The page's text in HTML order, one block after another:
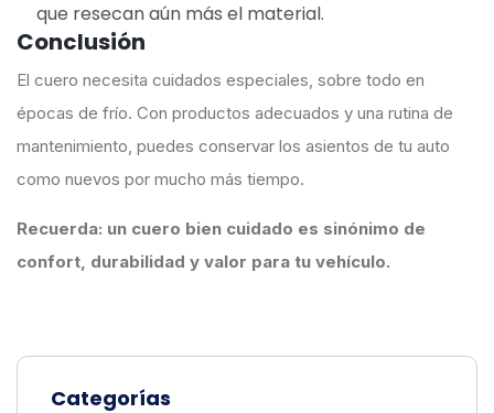
que resecan aún más el material.
Conclusión
El cuero necesita cuidados especiales, sobre todo en
épocas de frío. Con productos adecuados y una rutina de
mantenimiento, puedes conservar los asientos de tu auto
como nuevos por mucho más tiempo.
Recuerda: un cuero bien cuidado es sinónimo de
confort, durabilidad y valor para tu vehículo.
Categorías